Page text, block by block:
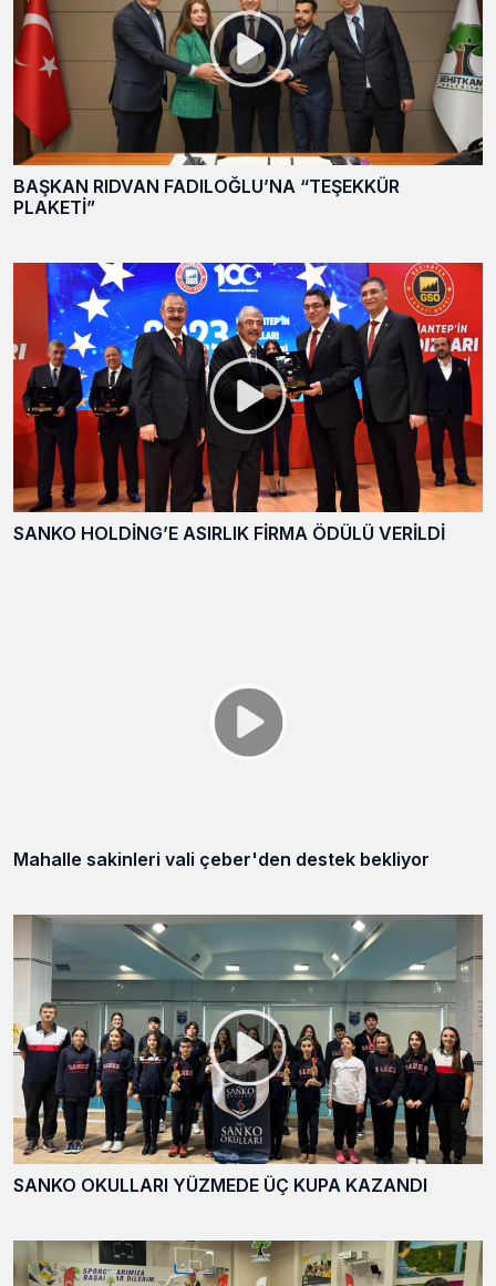
BAŞKAN RIDVAN FADILOĞLU’NA “TEŞEKKÜR
PLAKETİ”
SANKO HOLDİNG’E ASIRLIK FİRMA ÖDÜLÜ VERİLDİ
Mahalle sakinleri vali çeber'den destek bekliyor
SANKO OKULLARI YÜZMEDE ÜÇ KUPA KAZANDI